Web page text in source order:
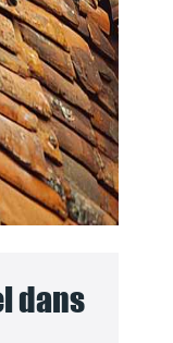
dans